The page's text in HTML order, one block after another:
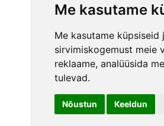
Me kasutame
Me kasutame
sirvimiskogemust meie
reklaame, analüüsida
tulevad.
Nõustun Keeldun